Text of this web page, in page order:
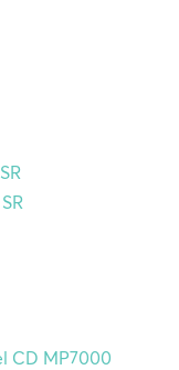
CD MP7000